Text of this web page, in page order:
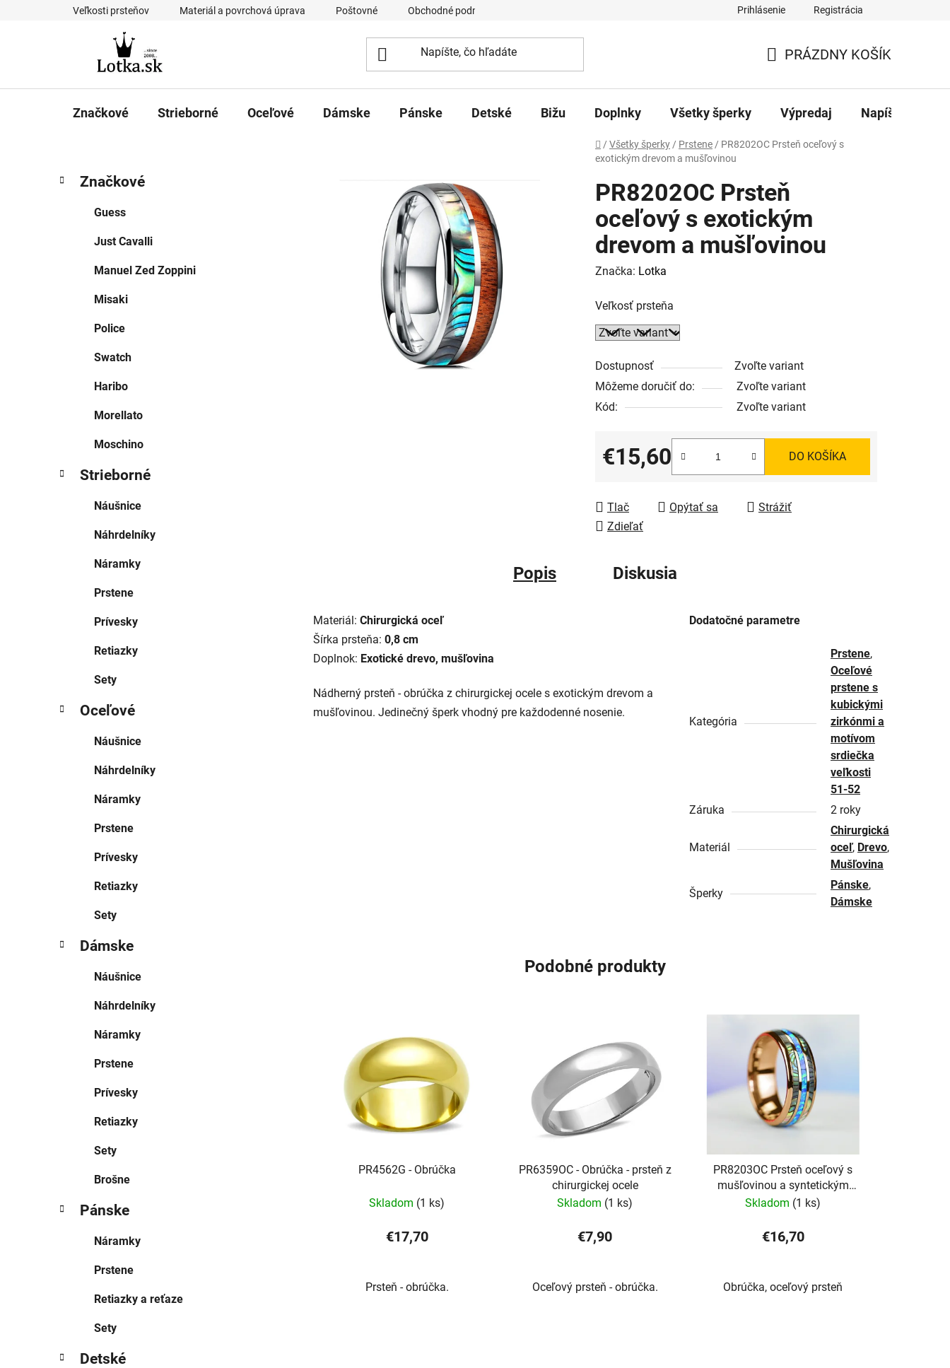
Veľkosti prsteňov Materiál a povrchová úprava Poštovné Obchodné podmienky Prihlásenie Registrácia
KOŠÍK
PRÁZDNY KOŠÍK
Značkové Strieborné Oceľové Dámske Pánske Detské Bižu Doplnky Všetky šperky Výpredaj Napíšte nám
Domov
/ Všetky šperky / Prstene / PR8202OC Prsteň oceľový s
exotickým drevom a mušľovinou
B
kategórie
a
Značkové
Guess
Just Cavalli
Manuel Zed Zoppini
Misaki
Police
Swatch
Haribo
Morellato
Moschino
Strieborné
Náušnice
Náhrdelníky
Náramky
Prstene
Prívesky
Retiazky
Sety
Oceľové
Náušnice
Náhrdelníky
Náramky
Prstene
Prívesky
Retiazky
Sety
Dámske
Náušnice
Náhrdelníky
Náramky
Prstene
Prívesky
Retiazky
Sety
Brošne
Pánske
Náramky
Prstene
Retiazky a reťaze
Sety
Detské
PR8202OC Prsteň
oceľový s exotickým
drevom a mušľovinou
Značka: Lotka
Veľkosť prsteňa
Dostupnosť
Zvoľte variant
Môžeme doručiť do:
Zvoľte variant
Kód:
Zvoľte variant
€15,60
Jednotková cena:
DO KOŠÍKA
Tlač Opýtať sa
Strážiť
Zdieľať
Popis Diskusia
Materiál: Chirurgická oceľ
Šírka prsteňa: 0,8 cm
Doplnok: Exotické drevo, mušľovina
Nádherný prsteň - obrúčka z chirurgickej ocele s exotickým drevom a
mušľovinou. Jedinečný šperk vhodný pre každodenné nosenie.
Dodatočné parametre
Kategória
Prstene,
Oceľové
prstene s
kubickými
zirkónmi a
motívom
srdiečka
veľkosti
51-52
Záruka
2 roky
Materiál
Chirurgická
oceľ, Drevo,
Mušľovina
Šperky
Pánske,
Dámske
Podobné produkty
PR4562G - Obrúčka
Skladom (1 ks)
€17,70
Prsteň - obrúčka.
PR6359OC - Obrúčka - prsteň z
chirurgickej ocele
Skladom (1 ks)
€7,90
Oceľový prsteň - obrúčka.
PR8203OC Prsteň oceľový s
mušľovinou a syntetickým
opálom
Skladom (1 ks)
€16,70
Obrúčka, oceľový prsteň